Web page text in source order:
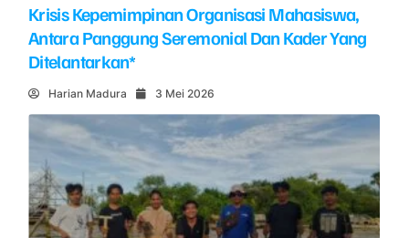
Krisis Kepemimpinan Organisasi Mahasiswa,
Antara Panggung Seremonial Dan Kader Yang
Ditelantarkan*
Harian Madura 3 Mei 2026